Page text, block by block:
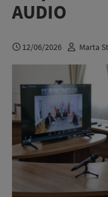
AUDIO
12/06/2026 Marta